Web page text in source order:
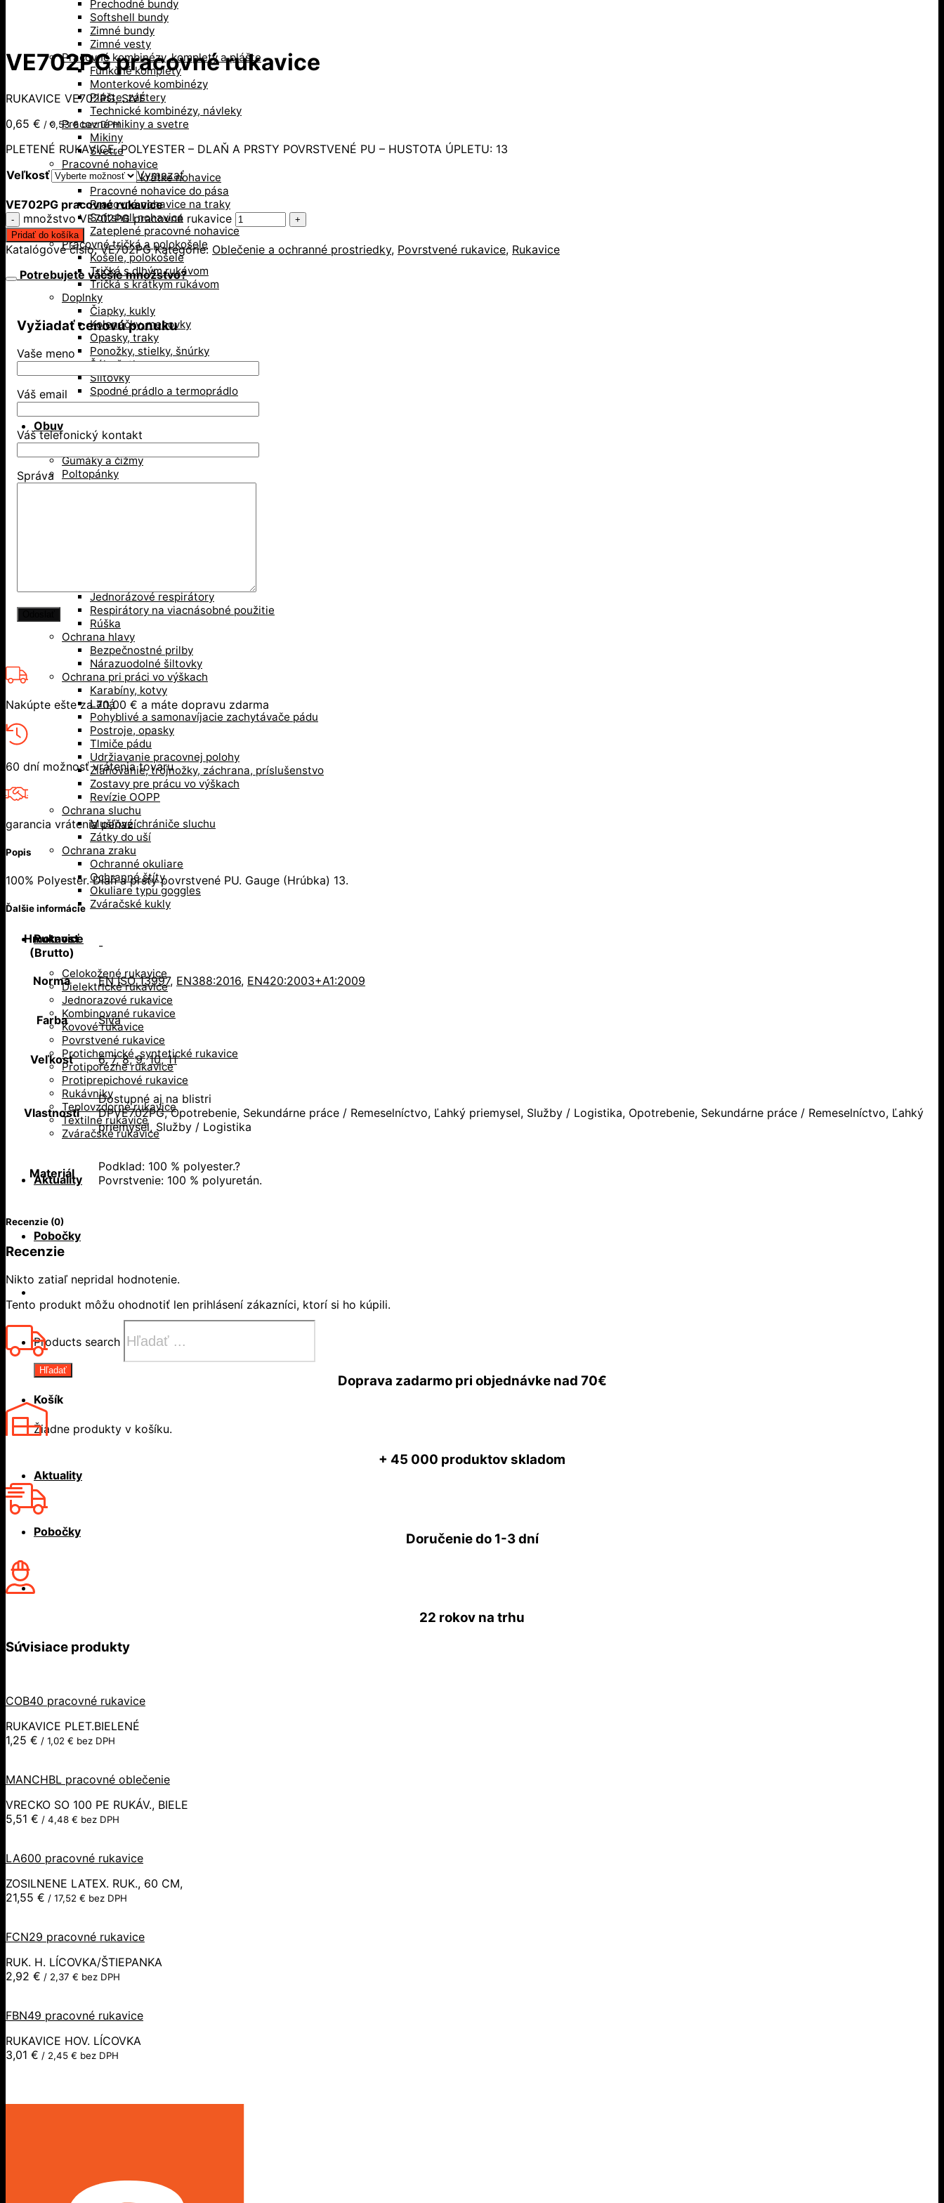
Prechodné bundy
Softshell bundy
Zimné bundy
Zimné vesty
Pracovné kombinézy, komplety a plášte
Funkčné komplety
Monterkové kombinézy
Plášte, zástery
Technické kombinézy, návleky
Pracovné mikiny a svetre
Mikiny
Svetre
Pracovné nohavice
Pracovné krátke nohavice
Pracovné nohavice do pása
Pracovné nohavice na traky
Softshell nohavice
Zateplené pracovné nohavice
Pracovné tričká a polokošele
Košele, polokošele
Tričká s dlhým rukávom
Tričká s krátkym rukávom
Doplnky
Čiapky, kukly
Kolenačky, menovky
Opasky, traky
Ponožky, stielky, šnúrky
Šály, šatky
Šiltovky
Spodné prádlo a termoprádlo
Obuv
Gumáky a čižmy
Poltopánky
Sandále
Jednorázové respirátory
Respirátory na viacnásobné použitie
Rúška
Ochrana hlavy
Bezpečnostné prilby
Nárazuodolné šiltovky
Ochrana pri práci vo výškach
Karabíny, kotvy
Laná
Pohyblivé a samonavíjacie zachytávače pádu
Postroje, opasky
Tlmiče pádu
Udržiavanie pracovnej polohy
Zlaňovanie, trojnožky, záchrana, príslušenstvo
Zostavy pre prácu vo výškach
Revízie OOPP
Ochrana sluchu
Mušľové chrániče sluchu
Zátky do uší
Ochrana zraku
Ochranné okuliare
Ochranné štíty
Okuliare typu goggles
Zváračské kukly
Rukavice
Celokožené rukavice
Dielektrické rukavice
Jednorazové rukavice
Kombinované rukavice
Kovové rukavice
Povrstvené rukavice
Protichemické, syntetické rukavice
Protiporézne rukavice
Protiprepichové rukavice
Rukávniky
Teplovzdorné rukavice
Textilné rukavice
Zváračské rukavice
Aktuality
Pobočky
Products search
Hľadať
Košík
Žiadne produkty v košíku.
Aktuality
Pobočky
VE702PG pracovné rukavice
RUKAVICE VE702PG, SIVÉ
0,65 € /0,53€bez DPH
PLETENÉ RUKAVICE, POLYESTER – DLAŇ A PRSTY POVRSTVENÉ PU – HUSTOTA ÚPLETU: 13
Veľkosť
Vymazať
VE702PG pracovné rukavice
množstvo VE702PG pracovné rukavice
Pridať do košíka
Katalógové číslo:VE702PG Kategórie: Oblečenie a ochranné prostriedky, Povrstvené rukavice, Rukavice
Potrebujete väčšie množstvo?
Vyžiadať cenovú ponuku
Vaše meno
Váš email
Váš telefonický kontakt
Správa
Nakúpte ešte za70,00 € a máte dopravu zdarma
60 dní možnosť vrátenia tovaru
garancia vrátenia peňazí
Popis
100% Polyester. Dlaň a prsty povrstvené PU. Gauge (Hrúbka) 13.
Ďalšie informácie
Hmotnosť
(Brutto)
-
Norma EN ISO 13997, EN388:2016, EN420:2003+A1:2009
Farba Sivá
Veľkosť 6,7,8,9,10,11
Vlastnosti
Dostupné aj na blistri
DPVE702PG, Opotrebenie, Sekundárne práce / Remeselníctvo, Ľahký priemysel, Služby / Logistika, Opotrebenie, Sekundárne práce / Remeselníctvo, Ľahký
priemysel, Služby / Logistika
Materiál
Podklad: 100 % polyester.?
Povrstvenie: 100 % polyuretán.
Recenzie (0)
Recenzie
Nikto zatiaľ nepridal hodnotenie.
Tento produkt môžu ohodnotiť len prihlásení zákazníci, ktorí si ho kúpili.
Doprava zadarmo pri objednávke nad 70€
+ 45 000 produktov skladom
Doručenie do1-3 dní
22 rokov na trhu
Súvisiace produkty
COB40 pracovné rukavice
RUKAVICE PLET.BIELENÉ
1,25 € / 1,02 € bez DPH
MANCHBL pracovné oblečenie
VRECKO SO 100 PE RUKÁV., BIELE
5,51 € / 4,48 € bez DPH
LA600 pracovné rukavice
ZOSILNENE LATEX. RUK., 60 CM,
21,55 € / 17,52 € bez DPH
FCN29 pracovné rukavice
RUK. H. LÍCOVKA/ŠTIEPANKA
2,92 € / 2,37 € bez DPH
FBN49 pracovné rukavice
RUKAVICE HOV. LÍCOVKA
3,01 € / 2,45 € bez DPH